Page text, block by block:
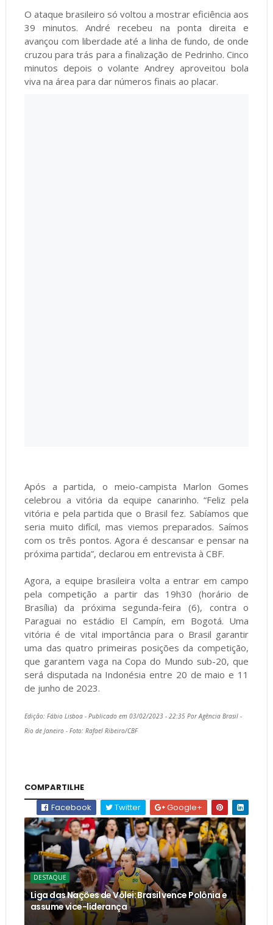
O ataque brasileiro só voltou a mostrar eficiência aos
39 minutos. André recebeu na ponta direita e
avançou com liberdade até a linha de fundo, de onde
cruzou para trás para a finalização de Pedrinho. Cinco
minutos depois o volante Andrey aproveitou bola
viva na área para dar números finais ao placar.
Após a partida, o meio-campista Marlon Gomes
celebrou a vitória da equipe canarinho. “Feliz pela
vitória e pela partida que o Brasil fez. Sabíamos que
seria muito difícil, mas viemos preparados. Saímos
com os três pontos. Agora é descansar e pensar na
próxima partida”, declarou em entrevista à CBF.
Agora, a equipe brasileira volta a entrar em campo
pela competição a partir das 19h30 (horário de
Brasília) da próxima segunda-feira (6), contra o
Paraguai no estádio El Campín, em Bogotá. Uma
vitória é de vital importância para o Brasil garantir
uma das quatro primeiras posições da competição,
que garantem vaga na Copa do Mundo sub-20, que
será disputada na Indonésia entre 20 de maio e 11
de junho de 2023.
Edição: Fábio Lisboa - Publicado em 03/02/2023 - 22:35 Por Agência Brasil -
Rio de Janeiro - Foto: Rafael Ribeiro/CBF
COMPARTILHE
Facebook
Twitter Google+
DESTAQUE
Liga das Nações de Vôlei: Brasil vence Polônia e
assume vice-liderança